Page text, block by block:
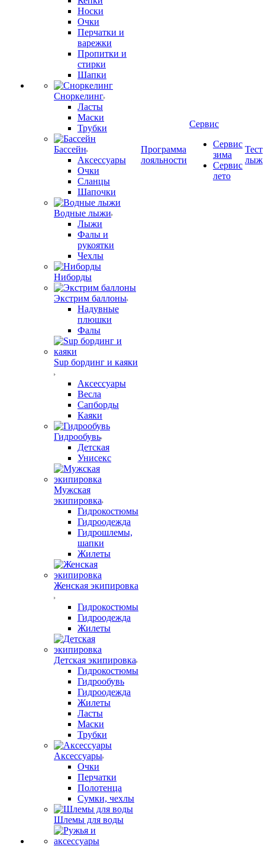
Носки
Очки
Перчатки и
варежки
Пропитки и
стирки
Шапки
Сноркелинг
Ласты
Маски
Трубки
Бассейн
Аксессуары
Очки
Сланцы
Шапочки
Водные лыжи
Лыжи
Фалы и
рукоятки
Чехлы
Ниборды
Экстрим баллоны
Надувные
плюшки
Фалы
Sup бординг и каяки
Аксессуары
Весла
Сапборды
Каяки
Гидрообувь
Детская
Унисекс
Мужская
экипировка
Гидрокостюмы
Гидроодежда
Гидрошлемы,
шапки
Жилеты
Женская экипировка
Гидрокостюмы
Гидроодежда
Жилеты
Детская экипировка
Гидрокостюмы
Гидрообувь
Гидроодежда
Жилеты
Ласты
Маски
Трубки
Аксессуары
Очки
Перчатки
Полотенца
Сумки, чехлы
Шлемы для воды
Программа
лояльности
Сервис
Сервис
зима
Сервис
лето
Тест
лыж